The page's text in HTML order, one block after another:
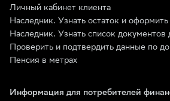
Личный кабинет клиента
Наследник. Узнать остаток и
Наследник. Узнать список документов
Проверить и подтвердить данные по
Пенсия в метрах
Информация для потребителей